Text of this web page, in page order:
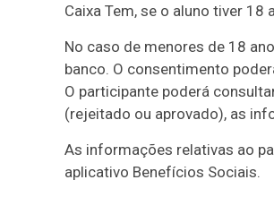
Caixa Tem, se o aluno tiver 18
No caso de menores de 18
banco. O consentimento
O participante poderá
(rejeitado ou aprovado), as
As informações relativas ao
aplicativo Benefícios Sociais.